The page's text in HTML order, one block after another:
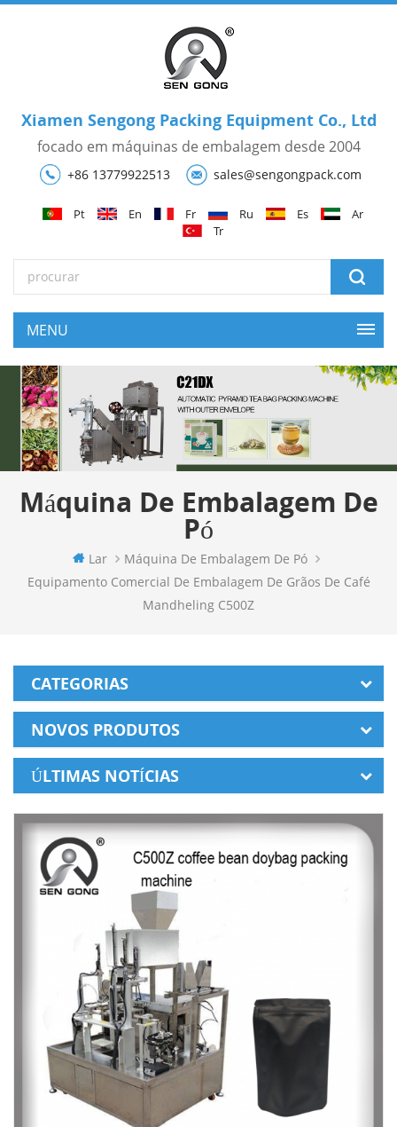
Xiamen Sengong Packing Equipment Co., Ltd
focado em máquinas de embalagem desde 2004
+86 13779922513 sales@sengongpack.com
Pt En Fr Ru Es
Ar
Tr
Máquina De Embalagem De
Pó
Lar
Máquina De Embalagem De Pó
Equipamento Comercial De Embalagem De Grãos De Café
Mandheling C500Z
CATEGORIAS
NOVOS PRODUTOS
ÚLTIMAS NOTÍCIAS